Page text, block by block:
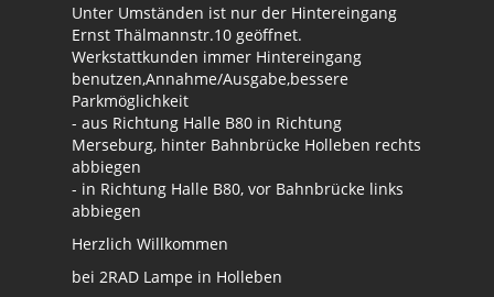
Unter Umständen ist nur der Hintereingang
Ernst Thälmannstr.10 geöffnet.
Werkstattkunden immer Hintereingang
benutzen,Annahme/Ausgabe,bessere
Parkmöglichkeit
- aus Richtung Halle B80 in Richtung
Merseburg, hinter Bahnbrücke Holleben rechts
abbiegen
- in Richtung Halle B80, vor Bahnbrücke links
abbiegen
Herzlich Willkommen
bei 2RAD Lampe in Holleben